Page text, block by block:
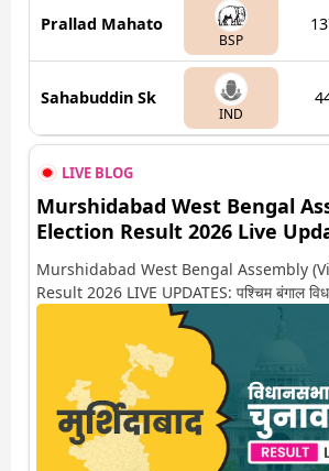
Prallad Mahato
BSP
Sahabuddin Sk
IND
LIVE BLOG
Murshidabad West Bengal
Election Result 2026 Live
Murshidabad West Bengal Assembly
Result 2026 LIVE UPDATES: पश्चिम बंगाल
गिनती अगले कुछ ही देर में शुरू होने वाली है. यहां देखें
आगे-कौन पीछे से लेकर किस तरफ जा रहें है रुझान.
हो रही हर एक हलचल की अपडेट वो भी रियल टाइम में